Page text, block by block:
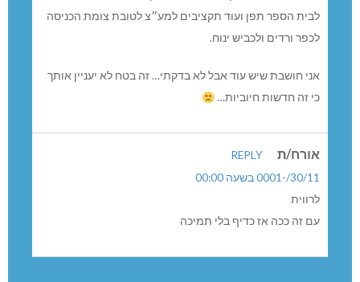
לבית הספר תפן ועוד תקציבים למע״צ לטובת צומת הכניסה
לכפר ורדים ולכביש ינוח.
אני חושבת שיש עוד אבל לא בדקתי… זה בטח לא יעניין אותך
כי זה חדשות חיוביות…
אורח/ת
REPLY
30/11/-0001 בשעה 00:00
לרווית
עם זה ככה אז כדיף בלי תמיכה